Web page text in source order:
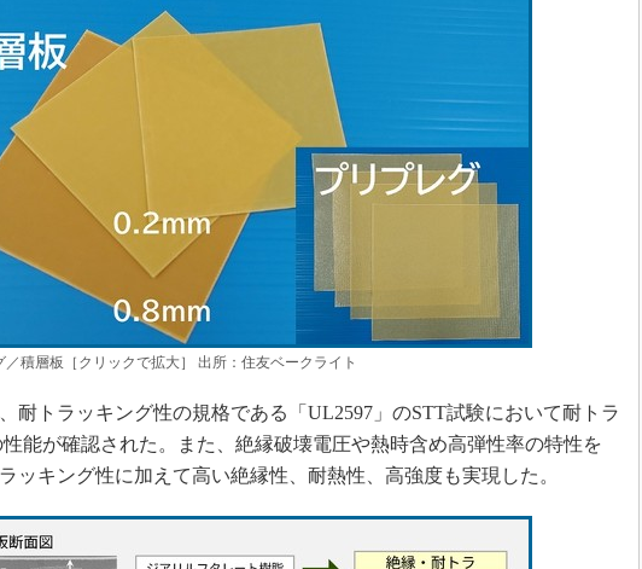
制御セキュリティ
新型コロナへの対応
／積層板［クリックで拡大］ 出所：住友ベークライト
耐トラッキング性の規格である「UL2597」のSTT試験において耐トラ
能が確認された。また、絶縁破壊電圧や熱時含め高弾性率の特性を
ッキング性に加えて高い絶縁性、耐熱性、高強度も実現した。